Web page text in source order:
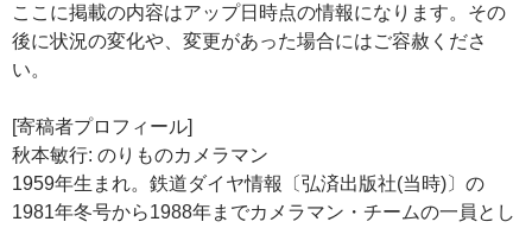
ここに掲載の内容はアップ日時点の情報になります。その
後に状況の変化や、変更があった場合にはご容赦くださ
い。
[寄稿者プロフィール]
秋本敏行: のりものカメラマン
1959年生まれ。鉄道ダイヤ情報〔弘済出版社(当時)〕の
1981年冬号から1988年までカメラマン・チームの一員とし